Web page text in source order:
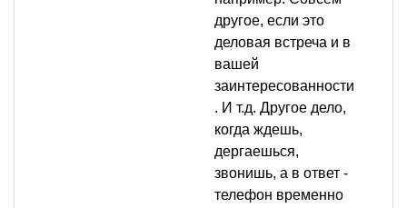
другое, если это
деловая встреча и в
вашей
заинтересованности
. И т.д. Другое дело,
когда ждешь,
дергаешься,
звонишь, а в ответ -
телефон временно